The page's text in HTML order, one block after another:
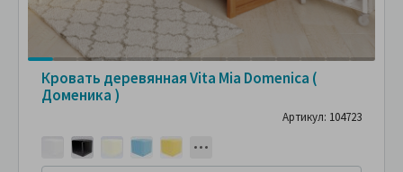
Кровать деревянная Vita Mia Domenica (
Доменика )
Артикул: 104723